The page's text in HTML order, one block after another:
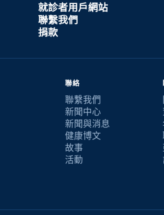
就診者用戶網站
聯繫我們
捐款
聯絡
聯繫我們
新聞中心
新聞與消息
健康博文
故事
活動